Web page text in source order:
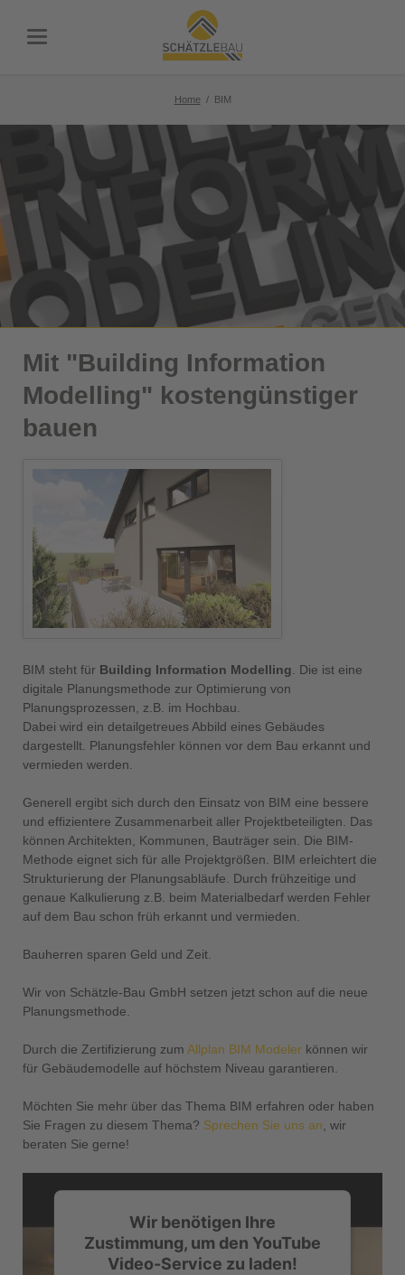
Home BIM
Mit "Building Information
Modelling" kostengünstiger
bauen
BIM steht für Building Information Modelling. Die ist eine
digitale Planungsmethode zur Optimierung von
Planungsprozessen, z.B. im Hochbau.
Dabei wird ein detailgetreues Abbild eines Gebäudes
dargestellt. Planungsfehler können vor dem Bau erkannt und
vermieden werden.
Generell ergibt sich durch den Einsatz von BIM eine bessere
und effizientere Zusammenarbeit aller Projektbeteiligten. Das
können Architekten, Kommunen, Bauträger sein. Die BIM-
Methode eignet sich für alle Projektgrößen. BIM erleichtert die
Strukturierung der Planungsabläufe. Durch frühzeitige und
genaue Kalkulierung z.B. beim Materialbedarf werden Fehler
auf dem Bau schon früh erkannt und vermieden.
Bauherren sparen Geld und Zeit.
Wir von Schätzle-Bau GmbH setzen jetzt schon auf die neue
Planungsmethode.
Durch die Zertifizierung zum Allplan BIM Modelerkönnen wir
für Gebäudemodelle auf höchstem Niveau garantieren.
Möchten Sie mehr über das Thema BIM erfahren oder haben
Sie Fragen zu diesem Thema? Sprechen Sie uns an, wir
beraten Sie gerne!
Wir benötigen Ihre
Zustimmung, um den YouTube
Video-Service zu laden!